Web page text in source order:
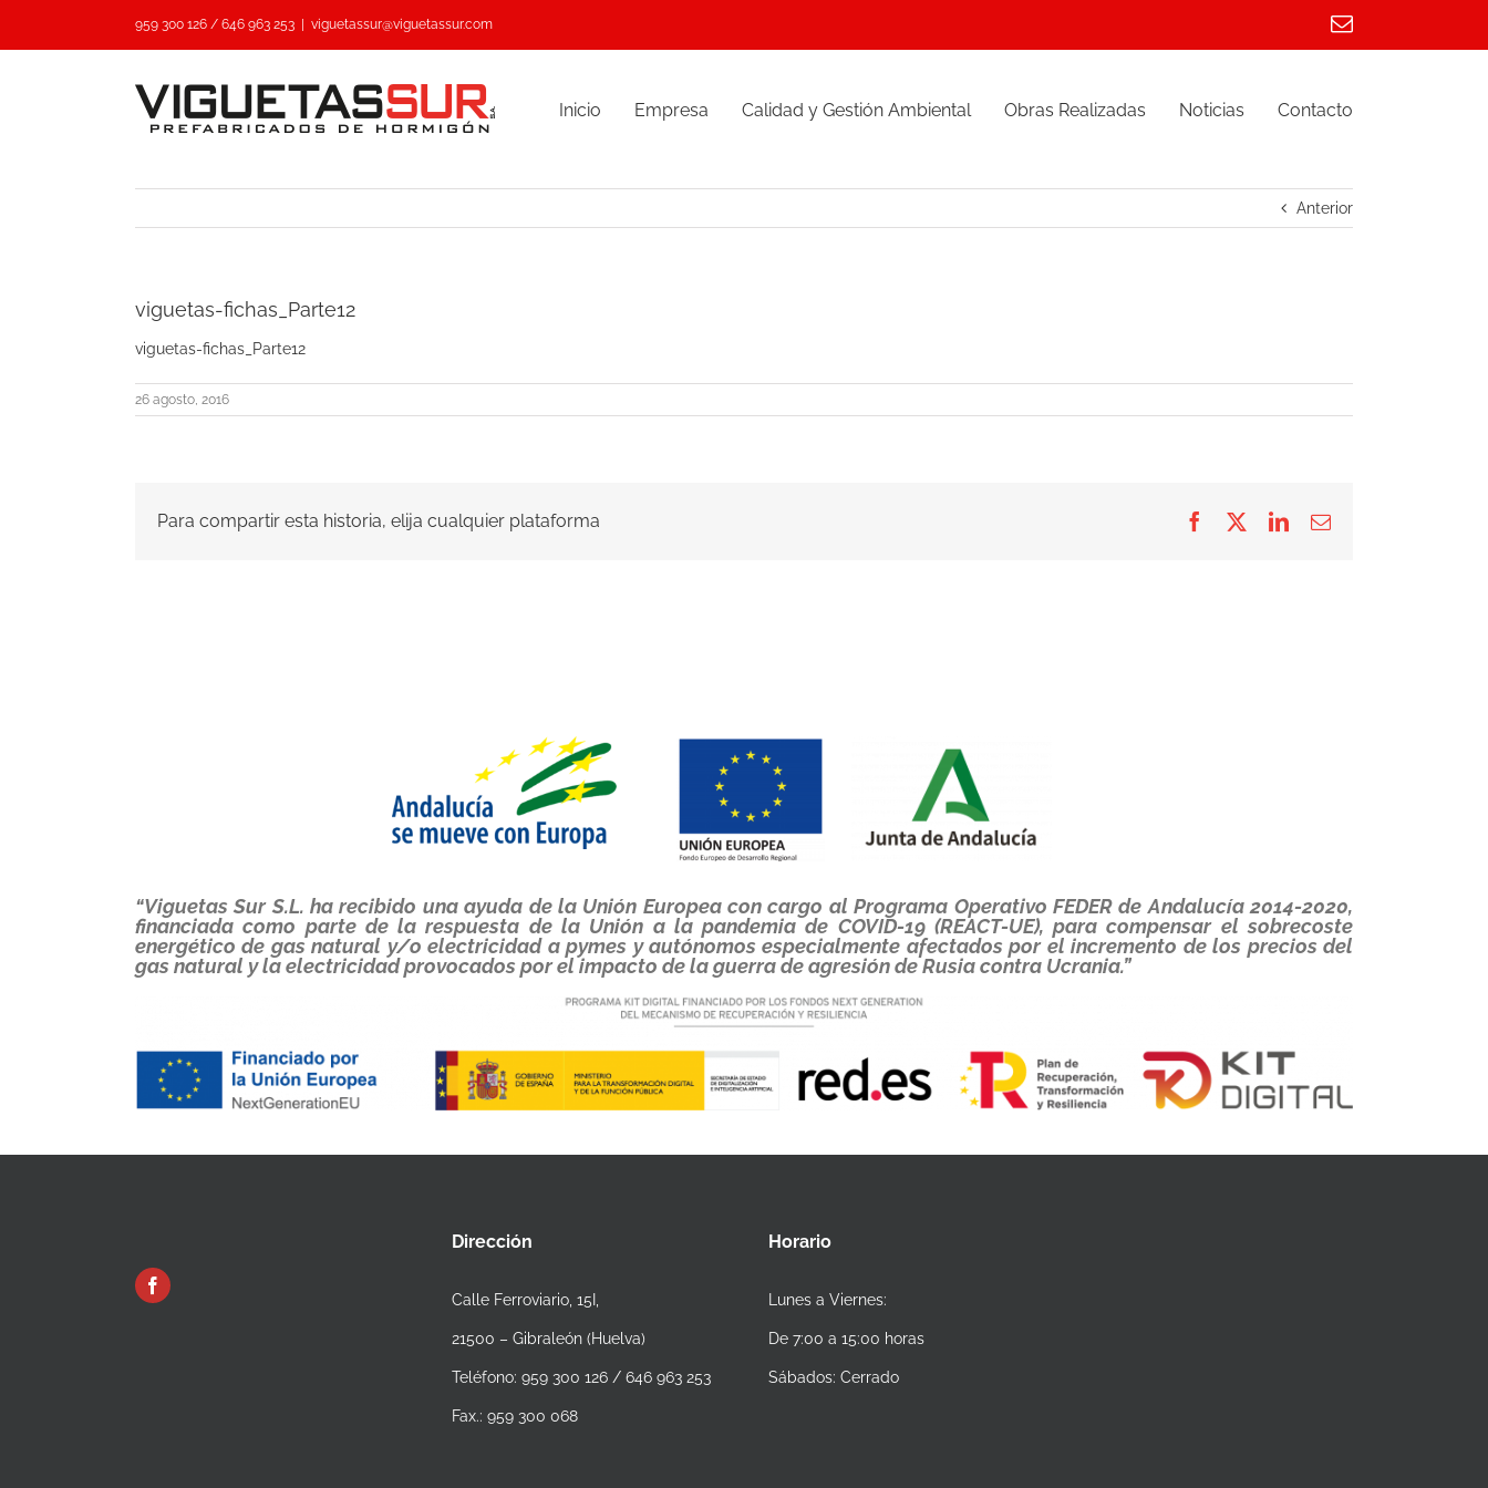
959 300 126 / 646 963 253 viguetassur@viguetassur.com
Correo
electrónico
Inicio Empresa Calidad y Gestión Ambiental Obras Realizadas Noticias Contacto
Anterior
viguetas-fichas_Parte12
viguetas-fichas_Parte12
26 agosto, 2016
Para compartir esta historia, elija cualquier plataforma Facebook LinkedInCorreo
“Viguetas Sur S.L. ha recibido una ayuda de la Unión Europea con cargo al Programa Operativo FEDER de Andalucía 2014-2020,
financiada como parte de la respuesta de la Unión a la pandemia de COVID-19 (REACT-UE), para compensar el sobrecoste
energético de gas natural y/o electricidad a pymes y autónomos especialmente afectados por el incremento de los precios del
gas natural y la electricidad provocados por el impacto de la guerra de agresión de Rusia contra Ucrania.”
Dirección
Calle Ferroviario, 15I,
21500 – Gibraleón (Huelva)
Teléfono: 959 300 126 / 646 963 253
Fax.: 959 300 068
Horario
Lunes a Viernes:
De 7:00 a 15:00 horas
Sábados: Cerrado